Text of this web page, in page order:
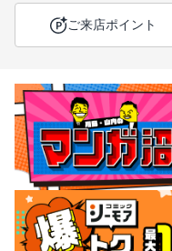
ご来店ポイント